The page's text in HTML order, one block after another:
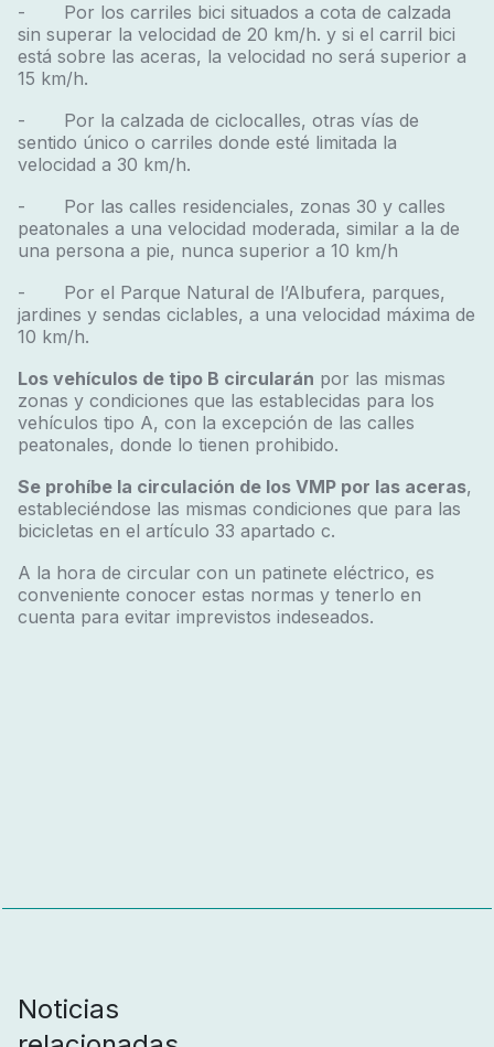
- Por los carriles bici situados a cota de calzada
sin superar la velocidad de 20 km/h. y si el carril bici
está sobre las aceras, la velocidad no será superior a
15 km/h.
- Por la calzada de ciclocalles, otras vías de
sentido único o carriles donde esté limitada la
velocidad a 30 km/h.
- Por las calles residenciales, zonas 30 y calles
peatonales a una velocidad moderada, similar a la de
una persona a pie, nunca superior a 10 km/h
- Por el Parque Natural de l’Albufera, parques,
jardines y sendas ciclables, a una velocidad máxima de
10 km/h.
Los vehículos de tipo B circularán por las mismas
zonas y condiciones que las establecidas para los
vehículos tipo A, con la excepción de las calles
peatonales, donde lo tienen prohibido.
Se prohíbe la circulación de los VMP por las aceras,
estableciéndose las mismas condiciones que para las
bicicletas en el artículo 33 apartado c.
A la hora de circular con un patinete eléctrico, es
conveniente conocer estas normas y tenerlo en
cuenta para evitar imprevistos indeseados.
Noticias